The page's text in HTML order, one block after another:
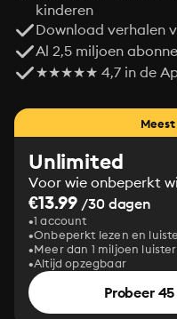
kinderen
Download verhalen
Al 2,5 miljoen
★★★★★ 4,7 in de
Unlimited
Voor wie onbeperkt
€13.99 /30 dagen
1 account
Onbeperkt lezen en
Meer dan 1 miljoen
Altijd opzegbaar
Probeer